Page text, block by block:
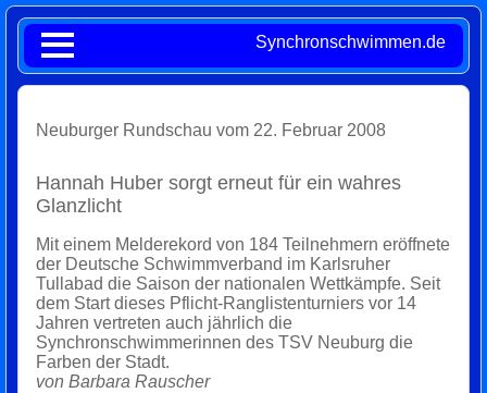
Synchronschwimmen.de
Neuburger Rundschau vom 22. Februar 2008
Hannah Huber sorgt erneut für ein wahres
Glanzlicht
Mit einem Melderekord von 184 Teilnehmern eröffnete
der Deutsche Schwimmverband im Karlsruher
Tullabad die Saison der nationalen Wettkämpfe. Seit
dem Start dieses Pflicht-Ranglistenturniers vor 14
Jahren vertreten auch jährlich die
Synchronschwimmerinnen des TSV Neuburg die
Farben der Stadt.
von Barbara Rauscher